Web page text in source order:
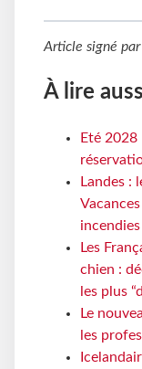
Article signé par
À lire
Eté
Landes :
incendies
Les
chien :
les plus
Le
les